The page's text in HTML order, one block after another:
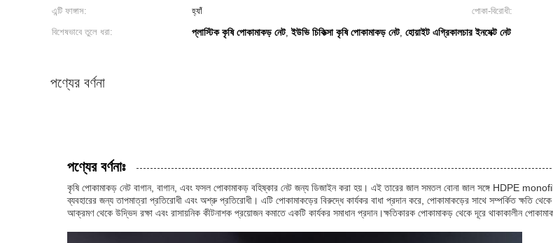
এন্টি ফাঙ্গাস:
হ্যাঁ পোকা-বিরোধী:
বিশেষভাবে তুলে ধরা:
প্লাস্টিক কৃষি পোকামাকড় নেট, ইউভি চিকিত্সা কৃষি পোকামাকড় নেট, হোয়াইট এগ্রিকালচার ইনসেক্ট নেট
পণ্যের বর্ণনা
পণ্যের বর্ণনাঃ
কৃষি পোকামাকড় নেট বাগান, বাগান, এবং ফসল পোকামাকড় বহিষ্কার নেট জন্য ডিজাইন করা হয়। এই তারের জাল সমতল বোনা জাল সঙ্গে HDPE
ব্যবহারের জন্য তাপমাত্রা প্রতিরোধী এবং অশ্রু প্রতিরোধী। এটি পোকামাকড়ের বিরুদ্ধে কার্যকর বাধা প্রদান করে, পোকামাকড়ের সাথে সম্পর্কিত ক্ষতি
আক্রমণ থেকে উদ্ভিদ রক্ষা এবং রাসায়নিক কীটনাশক প্রয়োজন কমাতে একটি কার্যকর সমাধান প্রদান।ক্ষতিকারক পোকামাকড় থেকে দূরে থাকাকালীন